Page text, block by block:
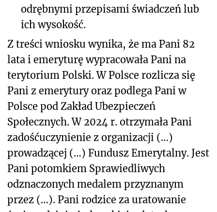
odrębnymi przepisami świadczeń lub
ich wysokość.
Z treści wniosku wynika, że ma Pani 82
lata i emeryturę wypracowała Pani na
terytorium Polski. W Polsce rozlicza się
Pani z emerytury oraz podlega Pani w
Polsce pod Zakład Ubezpieczeń
Społecznych. W 2024 r. otrzymała Pani
zadośćuczynienie z organizacji (…)
prowadzącej (…) Fundusz Emerytalny. Jest
Pani potomkiem Sprawiedliwych
odznaczonych medalem przyznanym
przez (…). Pani rodzice za uratowanie